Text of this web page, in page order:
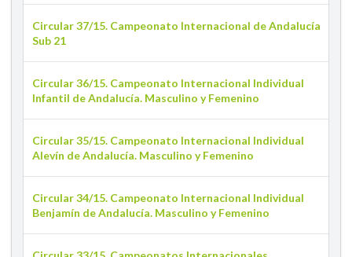
Circular 37/15. Campeonato Internacional de Andalucía
Sub 21
Circular 36/15. Campeonato Internacional Individual
Infantil de Andalucía. Masculino y Femenino
Circular 35/15. Campeonato Internacional Individual
Alevín de Andalucía. Masculino y Femenino
Circular 34/15. Campeonato Internacional Individual
Benjamín de Andalucía. Masculino y Femenino